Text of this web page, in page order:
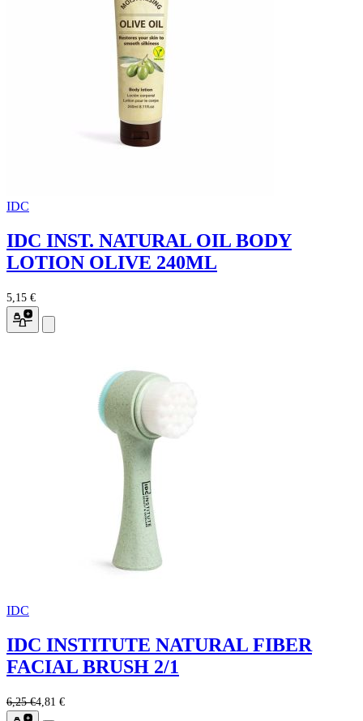
IDC
IDC INST. NATURAL OIL BODY
LOTION OLIVE 240ML
5,15 €
IDC
IDC INSTITUTE NATURAL FIBER
FACIAL BRUSH 2/1
6,25 €4,81 €